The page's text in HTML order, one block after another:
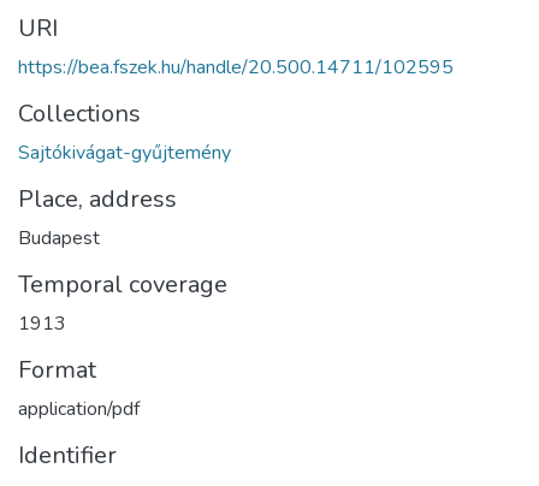
URI
https://bea.fszek.hu/handle/20.500.14711/102595
Collections
Sajtókivágat-gyűjtemény
Place, address
Budapest
Temporal coverage
1913
Format
application/pdf
Identifier